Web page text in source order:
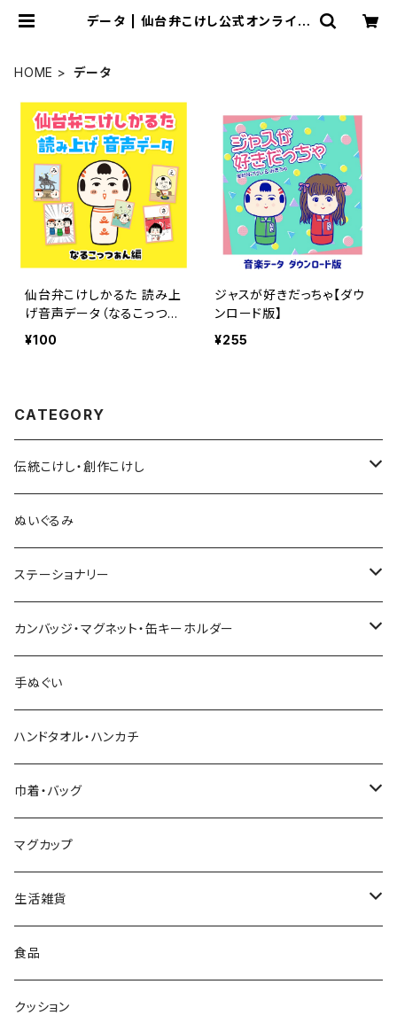
データ | 仙台弁こけし公式オンライン
HOME データ
仙台弁こけしかるた 読み上
げ音声データ（なるこっつぁ
ん編）
¥100
ジャスが好きだっちゃ【ダウ
ンロード版】
¥255
CATEGORY
伝統こけし・創作こけし
木村敦工人（弥治郎系）
池内潮音工人（弥治郎系）
上田康友工人（弥治郎系）
新山真由美工人（弥治郎系）
新山吉紀工人（弥治郎系）
星定良工人（弥治郎系）
平賀輝幸工人（作並系）
早坂政弘工人（遠刈田系）
仙台弁こけしのこけし
やじろうちゃん
ぬいぐるみ
ステーショナリー
アクリルキーホルダー
シール
ポストカード
付箋（ふせん）
スタンプ
ステッカー
マスキングテープ
ノート
カンバッジ・マグネット・缶キーホルダー
バッジ
マグネット
手ぬぐい
ハンドタオル・ハンカチ
巾着・バッグ
エコバッグ
ポーチ
マグカップ
生活雑貨
スポンジ
フォトフレーム
食品
クッション